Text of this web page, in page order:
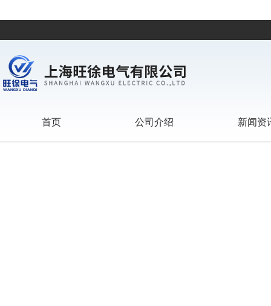
首页 公司介绍 新闻资